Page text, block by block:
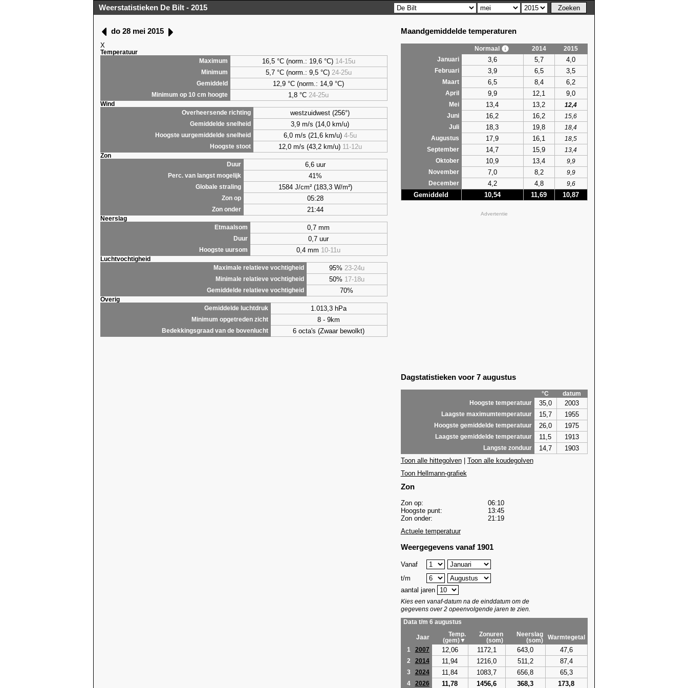
Weerstatistieken De Bilt - 2015
do 28 mei 2015
X
Temperatuur
Maximum
16,5 °C (norm.: 19,6 °C) 14-15u
Minimum 5,7°C (norm.: 9,5 °C) 24-25u
Gemiddeld 12,9 °C (norm.: 14,9 °C)
Minimum op 10 cm hoogte 1,8 °C 24-25u
Wind
Overheersende richting
westzuidwest (256°)
Gemiddelde snelheid 3,9 m/s (14,0 km/u)
Hoogste uurgemiddelde snelheid 6,0 m/s (21,6 km/u) 4-5u
Hoogste stoot 12,0 m/s (43,2 km/u) 11-12u
Zon
Duur
6,6 uur
Perc. van langst mogelijk 41%
Globale straling 1584 J/cm² (183,3 W/m²)
Zon op 05:28
Zon onder 21:44
Neerslag
Etmaalsom
0,7 mm
Duur 0,7 uur
Hoogste uursom 0,4 mm 10-11u
Luchtvochtigheid
Maximale relatieve vochtigheid
95% 23-24u
Minimale relatieve vochtigheid 50% 17-18u
Gemiddelde relatieve vochtigheid 70%
Overig
Gemiddelde luchtdruk
1.013,3 hPa
Minimum opgetreden zicht 8 - 9km
Bedekkingsgraad van de bovenlucht 6 octa's (Zwaar bewolkt)
Maandgemiddelde temperaturen
Normaal 2014
2015
Januari
3,6 5,7 4,0
Februari 3,9 6,5 3,5
Maart 6,5 8,4 6,2
April 9,9 12,1 9,0
Mei 13,4 13,2
12,4
Juni
16,2 16,2
15,6
Juli
18,3 19,8
18,4
Augustus
17,9 16,1
18,5
September
14,7 15,9
13,4
Oktober
10,9 13,4
9,9
November
7,0 8,2
9,9
December
4,2 4,8 9,6
Gemiddeld 10,54 11,69 10,87
Advertentie
Dagstatistieken voor 7 augustus
°C
datum
Hoogste temperatuur
35,0 2003
Laagste maximumtemperatuur 15,7 1955
Hoogste gemiddelde temperatuur 26,0 1975
Laagste gemiddelde temperatuur 11,5 1913
Langste zonduur 14,7
1903
Toon alle hittegolven| Toon alle koudegolven
Toon Hellmann-grafiek
Zon
Zon op:
06:10
Hoogste punt:
13:45
Zon onder:
21:19
Actuele temperatuur
Weergegevens vanaf 1901
Vanaf
t/m
aantal jaren
Kies een vanaf-datum na de einddatum om de
gegevens over 2 opeenvolgende jaren te zien.
Data t/m 6 augustus
Jaar
Temp.
(gem)▼
Zonuren
(som)
Neerslag
(som)
Warmtegetal
1
2007 12,06 1172,1 643,0 47,6
2 2014 11,94 1216,0 511,2 87,4
3 2024 11,84 1083,7 656,8 65,3
4 2026 11,78 1456,6 368,3 173,8